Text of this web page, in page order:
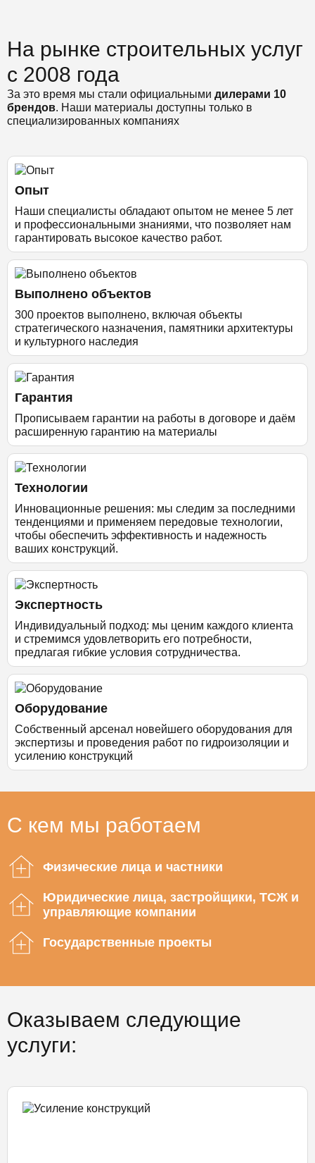
На рынке строительных услуг
с 2008 года
За это время мы стали официальными дилерами 10
брендов. Наши материалы доступны только в
специализированных компаниях
Опыт
Наши специалисты обладают опытом не менее 5 лет
и профессиональными знаниями, что позволяет нам
гарантировать высокое качество работ.
Выполнено объектов
300 проектов выполнено, включая объекты
стратегического назначения, памятники архитектуры
и культурного наследия
Гарантия
Прописываем гарантии на работы в договоре и даём
расширенную гарантию на материалы
Технологии
Инновационные решения: мы следим за последними
тенденциями и применяем передовые технологии,
чтобы обеспечить эффективность и надежность
ваших конструкций.
Экспертность
Индивидуальный подход: мы ценим каждого клиента
и стремимся удовлетворить его потребности,
предлагая гибкие условия сотрудничества.
Оборудование
Собственный арсенал новейшего оборудования для
экспертизы и проведения работ по гидроизоляции и
усилению конструкций
С кем мы работаем
Физические лица и частники
Юридические лица, застройщики, ТСЖ и
управляющие компании
Государственные проекты
Оказываем следующие
услуги: